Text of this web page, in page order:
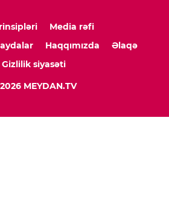
Media rəfi
Haqqımızda
Əlaqə
Gizlilik siyasəti
MEYDAN.TV